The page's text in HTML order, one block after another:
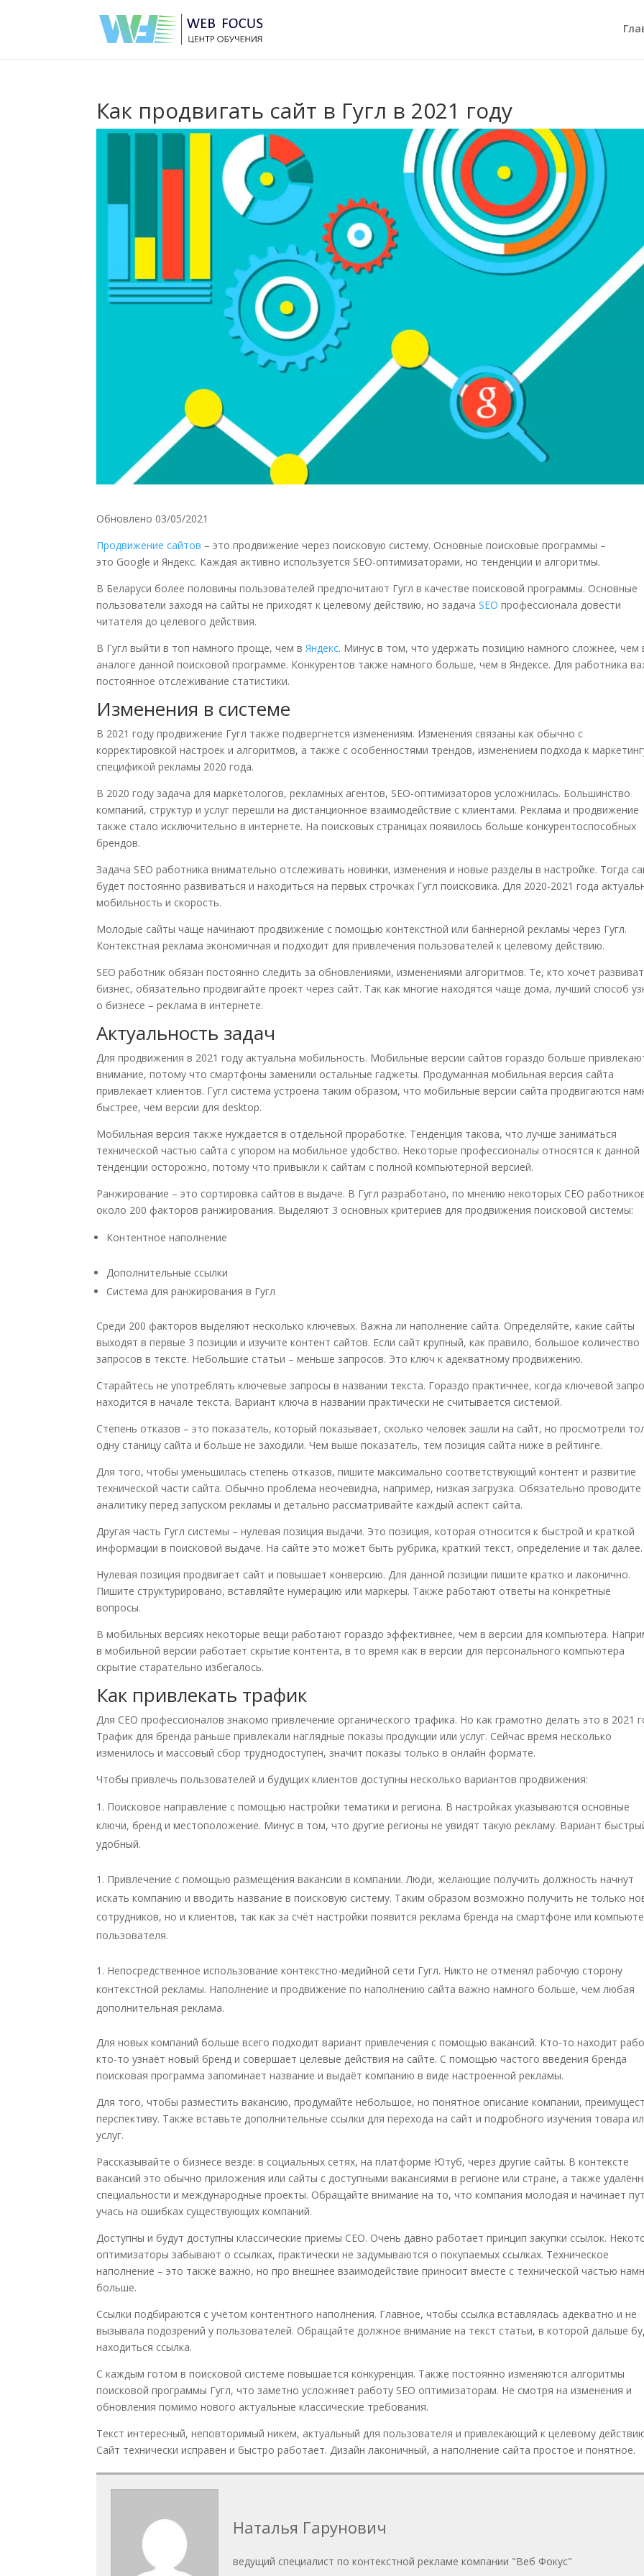
Как продвигать сайт в Гугл в 2021 году
Обновлено 03/05/2021
Продвижение сайтов – это продвижение через поисковую систему. Основные поисковые программы –
это Google и Яндекс. Каждая активно используется SEO-оптимизаторами, но тенденции и алгоритмы.
В Беларуси более половины пользователей предпочитают Гугл в качестве поисковой программы. Основные
пользователи заходя на сайты не приходят к целевому действию, но задачаSEO профессионала довести
читателя доцелевого действия.
В Гугл выйти в топ намного проще, чем в Яндекс. Минус в том, что удержать позицию намного сложнее, чем
аналоге данной поисковой программе. Конкурентов также намного больше, чем в Яндексе. Для работника
постоянное отслеживание статистики.
Изменения в системе
В 2021 году продвижение Гугл также подвергнется изменениям. Изменения связаны как обычно с
корректировкой настроек и алгоритмов, а также с особенностями трендов, изменением подхода к
спецификой рекламы 2020 года.
В 2020 году задача для маркетологов, рекламных агентов, SEO-оптимизаторов усложнилась. Большинство
компаний, структур и услуг перешли на дистанционное взаимодействие с клиентами. Реклама и продвижение
также стало исключительно в интернете. На поисковых страницах появилось больше конкурентоспособных
брендов.
Задача SEO работника внимательно отслеживать новинки, изменения и новые разделы в настройке. Тогда
будет постоянно развиваться и находиться на первых строчках Гугл поисковика. Для 2020-2021 года
мобильность и скорость.
Молодые сайты чаще начинают продвижение с помощью контекстной или баннерной рекламы через Гугл.
Контекстная реклама экономичная и подходит для привлечения пользователей к целевому действию.
SEO работник обязан постоянно следить за обновлениями, изменениями алгоритмов. Те, кто хочет
бизнес, обязательно продвигайте проект через сайт. Так как многие находятся чаще дома, лучший способ
о бизнесе – реклама в интернете.
Актуальность задач
Для продвижения в 2021 году актуальна мобильность. Мобильные версии сайтов гораздо больше
внимание, потому что смартфоны заменили остальные гаджеты. Продуманная мобильная версия сайта
привлекает клиентов. Гугл система устроена таким образом, что мобильные версии сайта продвигаются
быстрее, чем версии для desktop.
Мобильная версия также нуждается в отдельной проработке. Тенденция такова, что лучше заниматься
технической частью сайта с упором на мобильное удобство. Некоторые профессионалы относятся к данной
тенденции осторожно, потому что привыкли к сайтам с полной компьютерной версией.
Ранжирование – это сортировка сайтов в выдаче. В Гугл разработано, по мнению некоторых СЕО
около 200 факторов ранжирования. Выделяют 3 основных критериев дляпродвижения поисковой системы:
Контентное наполнение
Дополнительные ссылки
Система для ранжирования в Гугл
Среди 200 факторов выделяют несколько ключевых. Важна ли наполнение сайта. Определяйте, какие сайты
выходят в первые 3 позиции и изучитеконтент сайтов. Если сайт крупный, как правило, большое количество
запросов в тексте. Небольшие статьи – меньше запросов. Это ключ к адекватному продвижению.
Старайтесь не употреблять ключевые запросы в названии текста. Гораздо практичнее, когда ключевой
находится в начале текста. Вариант ключа в названии практически не считывается системой.
Степень отказов – это показатель, который показывает, сколько человек зашли на сайт, но просмотрели
одну станицу сайта и больше не заходили. Чем выше показатель, тем позиция сайта ниже в рейтинге.
Для того, чтобы уменьшилась степень отказов, пишите максимально соответствующий контент иразвитие
технической части сайта. Обычно проблема неочевидна, например, низкая загрузка. Обязательно проводите
аналитику перед запуском рекламы и детально рассматривайте каждый аспект сайта.
Другая часть Гугл системы – нулевая позиция выдачи. Это позиция, которая относится к быстрой и краткой
информации в поисковой выдаче. На сайте это может быть рубрика, краткий текст, определение и так далее.
Нулевая позиция продвигает сайт и повышает конверсию. Для данной позиции пишите кратко и лаконично.
Пишите структурировано, вставляйте нумерацию или маркеры. Также работают ответы на конкретные
вопросы.
В мобильных версиях некоторые вещи работают гораздо эффективнее, чем в версии для компьютера.
в мобильной версии работает скрытие контента, в то время как в версии для персонального компьютера
скрытие старательно избегалось.
Как привлекать трафик
Для СЕО профессионалов знакомо привлечение органического трафика. Но как грамотно делать это в 2021
Трафик для бренда раньше привлекали наглядные показы продукции или услуг. Сейчас время несколько
изменилось и массовый сбор труднодоступен, значит показы только в онлайн формате.
Чтобы привлечь пользователей и будущих клиентов доступны несколько вариантов продвижения:
Поисковое направление с помощью настройки тематики и региона. В настройках указываются основные
ключи, бренд и местоположение. Минус в том, что другие регионы не увидят такую рекламу. Вариант
удобный.
Привлечение с помощью размещения вакансии в компании. Люди, желающие получить должность начнут
искать компанию и вводить название в поисковую систему. Таким образом возможно получить не только
сотрудников, но и клиентов, так как за счёт настройки появится реклама бренда на смартфоне или
пользователя.
Непосредственное использование контекстно-медийной сети Гугл. Никто не отменял рабочую сторону
контекстной рекламы. Наполнение и продвижение по наполнению сайта важно намного больше, чем любая
дополнительная реклама.
Для новых компаний больше всего подходит вариант привлечения с помощью вакансий. Кто-то находит
кто-то узнаёт новый бренд и совершает целевые действия на сайте. С помощьючастого введения бренда
поисковая программа запоминает название и выдаёт компанию в виде настроенной рекламы.
Для того, чтобы разместить вакансию, продумайте небольшое, но понятное описание компании,
перспективу. Также вставьте дополнительные ссылки для перехода на сайт и подробного изучения товара
услуг.
Рассказывайте о бизнесе везде: в социальных сетях, на платформе Ютуб, через другие сайты. В контексте
вакансий это обычно приложения или сайты с доступными вакансиями в регионе или стране, а также
специальности и международные проекты. Обращайте внимание на то, что компания молодая и начинает
учась на ошибках существующих компаний.
Доступны и будут доступны классичеcкие приёмы СЕО. Очень давно работает принцип закупки ссылок.
оптимизаторы забывают о ссылках, практически не задумываются о покупаемых ссылках. Техническое
наполнение – это также важно, но про внешнее взаимодействие приносит вместе с технической частью
больше.
Ссылки подбираются с учётомконтентного наполнения. Главное, чтобы ссылка вставлялась адекватно и не
вызывала подозрений у пользователей. Обращайте должное внимание на текст статьи, в которой дальше
находиться ссылка.
С каждым готом в поисковой системе повышается конкуренция. Также постоянно изменяются алгоритмы
поисковой программы Гугл, что заметно усложняет работу SEO оптимизаторам. Не смотря на изменения и
обновления помимо нового актуальные классические требования.
Текст интересный, неповторимый никем, актуальный для пользователя и привлекающий к целевому
Сайт технически исправен и быстро работает. Дизайн лаконичный, а наполнение сайта простое и понятное.
Наталья Гарунович
ведущий специалист по контекстной рекламе компании "Веб Фокус"